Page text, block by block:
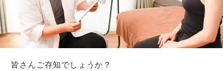
皆さんご存知でしょうか？